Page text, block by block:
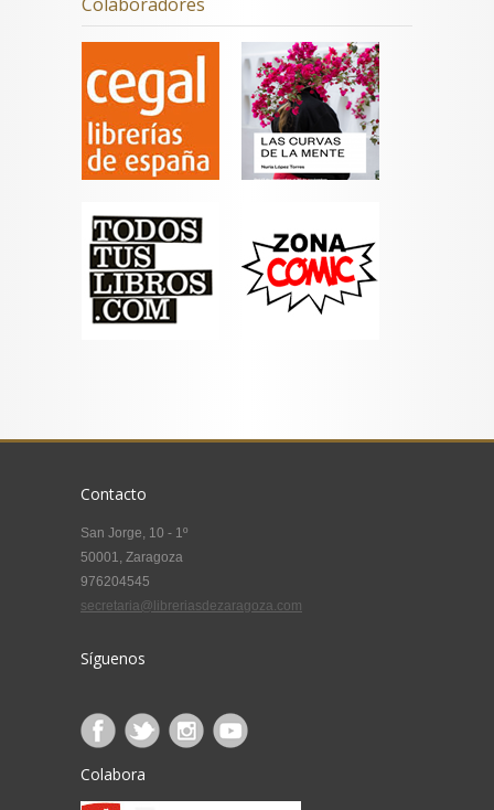
Contacto
San Jorge, 10 - 1º
50001, Zaragoza
976204545
secretaria@libreriasdezaragoza.com
Síguenos
Colabora